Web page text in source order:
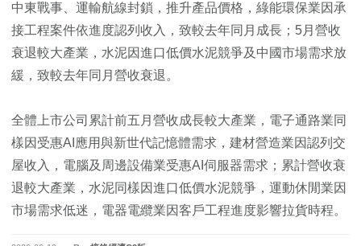
中東戰事、運輸航線封鎖，推升產品價格，綠能環保業因承
接工程案件依進度認列收入，致較去年同月成長；5月營收
衰退較大產業，水泥因進口低價水泥競爭及中國市場需求放
緩，致較去年同月營收衰退。
全體上市公司累計前五月營收成長較大產業，電子通路業同
樣因受惠AI應用與新世代記憶體需求，建材營造業因認列交
屋收入，電腦及周邊設備業受惠AI伺服器需求；累計營收衰
退較大產業，水泥同樣因進口低價水泥競爭，運動休閒業因
市場需求低迷，電器電纜業因客戶工程進度影響拉貨時程。